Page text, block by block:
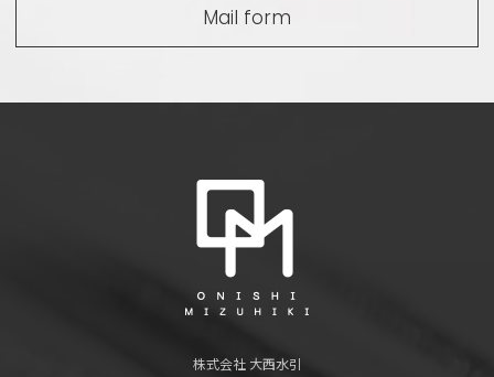
Mail form
株式会社 大西水引